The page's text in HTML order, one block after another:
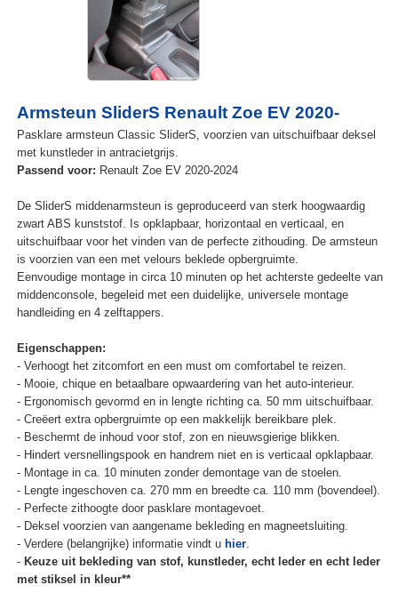
Armsteun SliderS Renault Zoe EV 2020-
Pasklare armsteun Classic SliderS, voorzien van uitschuifbaar deksel
met kunstleder in antracietgrijs.
Passend voor: Renault Zoe EV 2020-2024
De SliderS middenarmsteun is geproduceerd van sterk hoogwaardig
zwart ABS kunststof. Is opklapbaar, horizontaal en verticaal, en
uitschuifbaar voor het vinden van de perfecte zithouding. De armsteun
is voorzien van een met velours beklede opbergruimte.
Eenvoudige montage in circa 10 minuten op het achterste gedeelte van
middenconsole, begeleid met een duidelijke, universele montage
handleiding en 4 zelftappers.
Eigenschappen:
- Verhoogt het zitcomfort en een must om comfortabel te reizen.
- Mooie, chique en betaalbare opwaardering van het auto-interieur.
- Ergonomisch gevormd en in lengte richting ca. 50 mm uitschuifbaar.
- Creëert extra opbergruimte op een makkelijk bereikbare plek.
- Beschermt de inhoud voor stof, zon en nieuwsgierige blikken.
- Hindert versnellingspook en handrem niet en is verticaal opklapbaar.
- Montage in ca. 10 minuten zonder demontage van de stoelen.
- Lengte ingeschoven ca. 270 mm en breedte ca. 110 mm (bovendeel).
- Perfecte zithoogte door pasklare montagevoet.
- Deksel voorzien van aangename bekleding en magneetsluiting.
- Verdere (belangrijke) informatie vindt u hier.
- Keuze uit bekleding van stof, kunstleder, echt leder en echt leder
met stiksel in kleur**